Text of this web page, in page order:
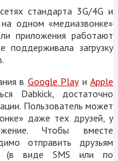
стандарта 3G/4G и
одном «медиазвонке»
приложения работают
поддерживала загрузку
в Google Playи Apple
Dabkick, достаточно
Пользователь может
даже тех друзей, у
Чтобы вместе
отправить друзьям
(в виде SMS или по